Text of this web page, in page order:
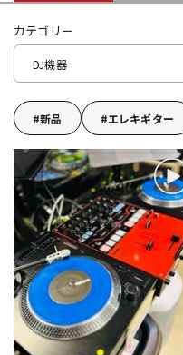
管楽器
アンプ
DJ機器
DTM オンライン納品
カテゴリー
DJ機器
新品 エレキギター